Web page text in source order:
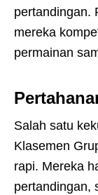
pertandingan.
mereka
permainan
Salah satu
Klasemen
rapi. Mereka
pertandingan,